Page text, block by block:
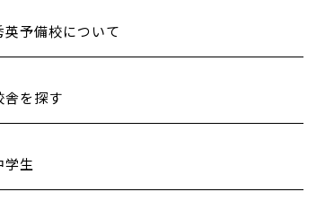
英予備校について
舎を探す
学生